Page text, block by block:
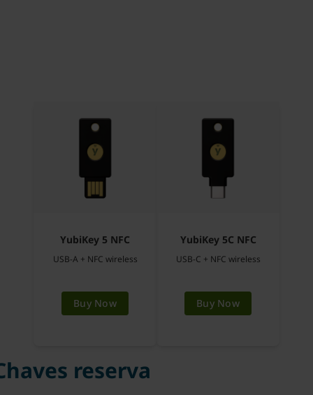
YubiKey 5 NFC
USB-A + NFC wireless
Buy Now
YubiKey 5C NFC
USB-C + NFC wireless
Buy Now
reserva